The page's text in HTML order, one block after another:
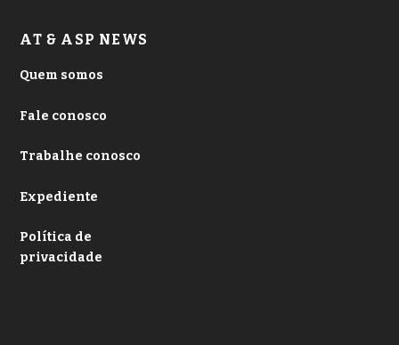
AT & ASP NEWS
Quem somos
Fale conosco
Trabalhe conosco
Expediente
Política de
privacidade